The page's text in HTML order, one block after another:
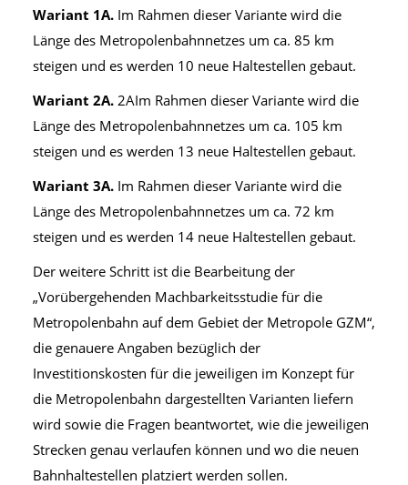
Wariant 1A. Im Rahmen dieser Variante wird die
Länge des Metropolenbahnnetzes um ca. 85 km
steigen und es werden 10 neue Haltestellen gebaut.
Wariant 2A. 2AIm Rahmen dieser Variante wird die
Länge des Metropolenbahnnetzes um ca. 105 km
steigen und es werden 13 neue Haltestellen gebaut.
Wariant 3A. Im Rahmen dieser Variante wird die
Länge des Metropolenbahnnetzes um ca. 72 km
steigen und es werden 14 neue Haltestellen gebaut.
Der weitere Schritt ist die Bearbeitung der
„Vorübergehenden Machbarkeitsstudie für die
Metropolenbahn auf dem Gebiet der Metropole GZM“,
die genauere Angaben bezüglich der
Investitionskosten für die jeweiligen im Konzept für
die Metropolenbahn dargestellten Varianten liefern
wird sowie die Fragen beantwortet, wie die jeweiligen
Strecken genau verlaufen können und wo die neuen
Bahnhaltestellen platziert werden sollen.